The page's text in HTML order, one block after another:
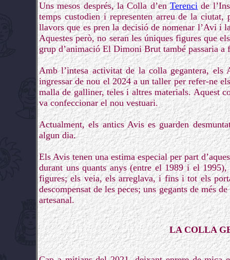
Uns mesos després, la Colla d’enTerencide
temps custodien i representen arreu de la
llavors que es pren la decisió de nomenar l’Avi i
Aquestes però, no seran les úniques figures que
grup d’animació El Dimoni Brut també passaria
Amb l’intesa activitat de la colla gegantera, els
ingressar de nou el 2024 a un taller per refer-ne
malla de galliner, teles i altres materials. Aquest
va confeccionar el nou vestuari.
Actualment, els antics Avis es guarden
algun dia.
Els Avis tenen una estima especial per part
durant uns quants anys (entre el 1989 i el
figures; els veia, els arreglava, i fins i tot els
descompensat de les peces; uns gegants de més
artesanal.
LA COLLA